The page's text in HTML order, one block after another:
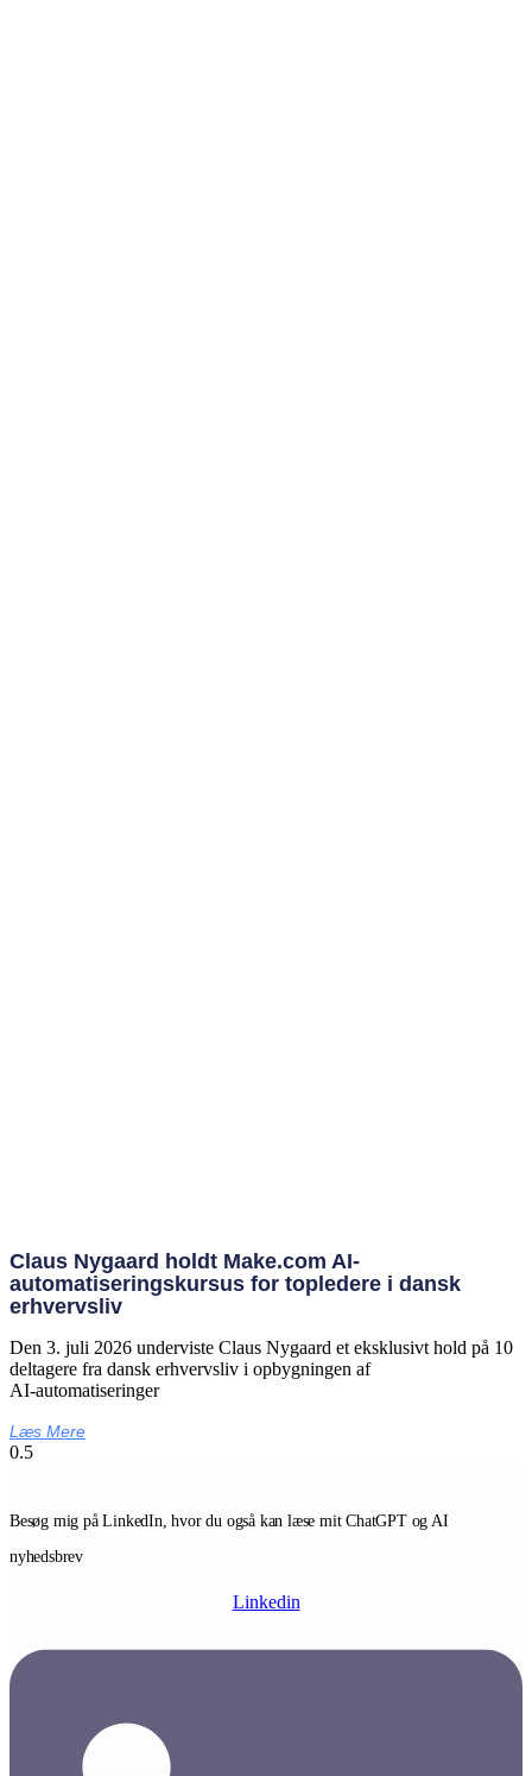
Claus Nygaard holdt Make.com AI-
automatiseringskursus for topledere i dansk
erhvervsliv
Den 3. juli 2026 underviste Claus Nygaard et eksklusivt hold på 10
deltagere fra dansk erhvervsliv i opbygningen af
AI‑automatiseringer
Læs Mere
Besøg mig på LinkedIn, hvor du også kan læse mit ChatGPT og AI
nyhedsbrev
Linkedin